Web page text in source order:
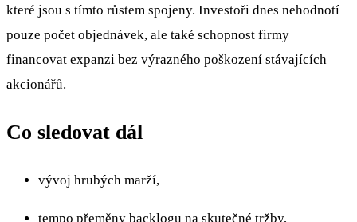
které jsou s tímto růstem spojeny. Investoři dnes nehodnotí
pouze počet objednávek, ale také schopnost firmy
financovat expanzi bez výrazného poškození stávajících
akcionářů.
Co sledovat dál
vývoj hrubých marží,
tempo přeměny backlogu na skutečné tržby,